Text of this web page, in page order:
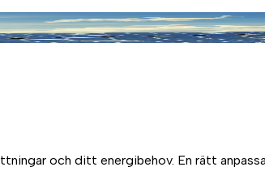
och ditt energibehov. En rätt